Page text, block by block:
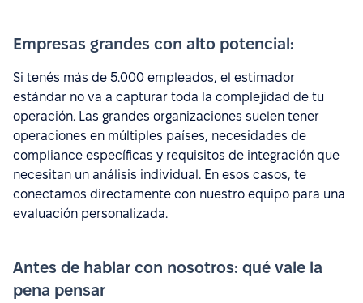
Empresas grandes con alto potencial:
Si tenés más de 5.000 empleados, el estimador
estándar no va a capturar toda la complejidad de tu
operación. Las grandes organizaciones suelen tener
operaciones en múltiples países, necesidades de
compliance específicas y requisitos de integración que
necesitan un análisis individual. En esos casos, te
conectamos directamente con nuestro equipo para una
evaluación personalizada.
Antes de hablar con nosotros: qué vale la
pena pensar